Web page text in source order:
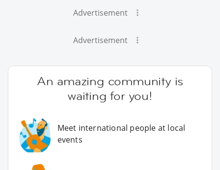
Advertisement
Advertisement
An amazing community is
waiting for you!
Meet international people at local
events